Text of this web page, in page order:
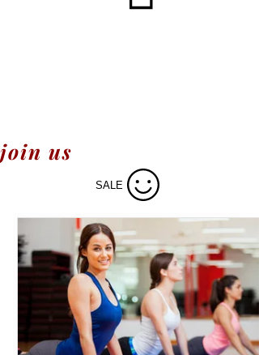
join us
SALE